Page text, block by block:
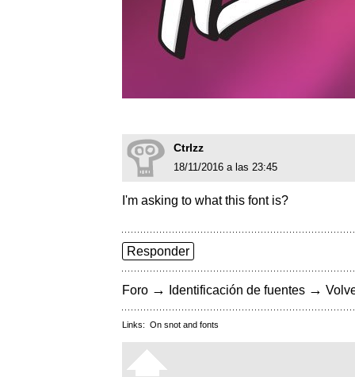
Ctrlzz
18/11/2016 a las 23:45
I'm asking to what this font is?
Responder
Foro → Identificación de fuentes →
Links: On snot and fonts